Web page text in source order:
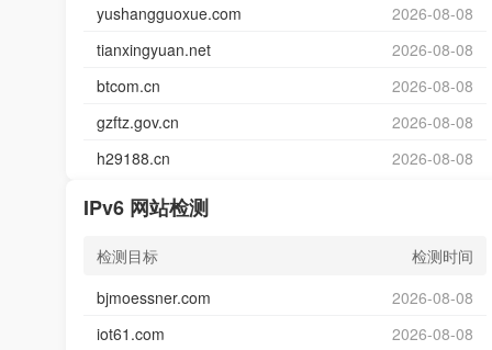
yushangguoxue.com
2026-08-08
tianxingyuan.net
2026-08-08
btcom.cn
2026-08-08
gzftz.gov.cn
2026-08-08
h29188.cn
2026-08-08
IPv6 网站检测
检测目标
检测时间
bjmoessner.com
2026-08-08
iot61.com
2026-08-08